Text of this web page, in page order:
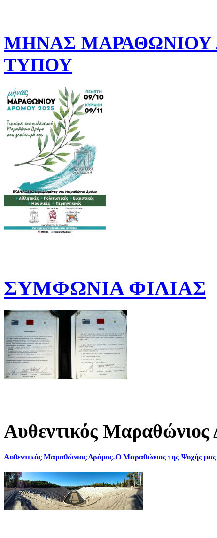
ΜΗΝΑΣ ΜΑΡΑΘΩΝΙΟΥ
ΤΥΠΟΥ
ΣΥΜΦΩΝΙΑ ΦΙΛΙΑΣ
Αυθεντικός Μαραθώνιος
Αυθεντικός Μαραθώνιος Δρόμος-Ο Μαραθώνιος της Ψυχής